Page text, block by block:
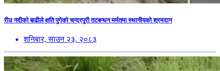
रीउ नदीको बाढीले क्षति पुगेको चन्द्रपुरी तटबन्धन मर्मतमा स्थानीयको श्रमदान
शनिबार, साउन २३, २०८३